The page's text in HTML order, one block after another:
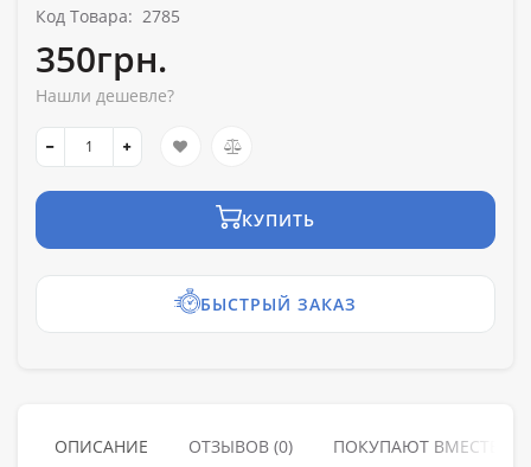
Код Товара: 2785
350грн.
Нашли дешевле?
КУПИТЬ
БЫСТРЫЙ ЗАКАЗ
ОПИСАНИЕ ОТЗЫВОВ (0) ПОКУПАЮТ ВМЕСТЕ